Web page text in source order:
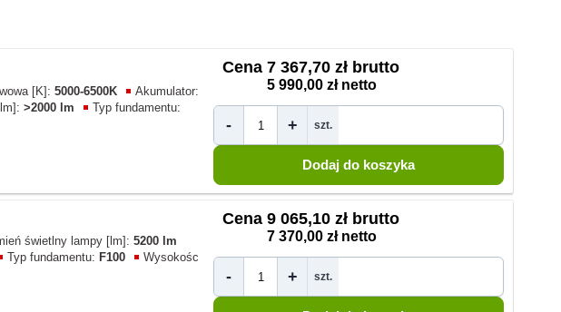
[K]: 5000-6500K
Akumulator:
>2000 lm
Typ fundamentu:
Cena 7 367,70 zł brutto
5 990,00 zł netto
- + szt.
świetlny lampy [lm]: 5200 lm
Typ fundamentu: F100
Wysokośc
Cena 9 065,10 zł brutto
7 370,00 zł netto
- + szt.